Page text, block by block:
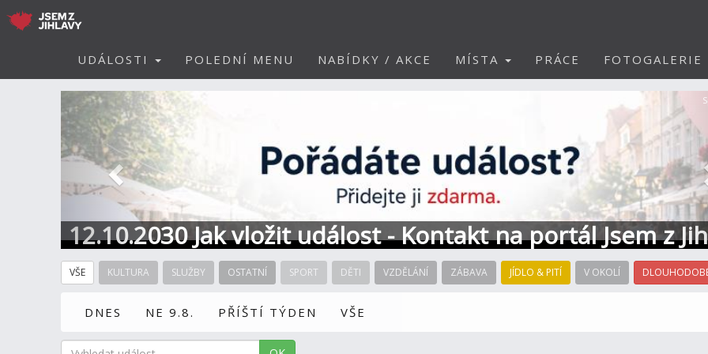
UDÁLOSTI POLEDNÍ MENU NABÍDKY / AKCE MÍSTA PRÁCE FOTOGALERIE
12.10.2030 Jak vložit událost - Kontakt na portál Jsem z
Předchozí
VŠE KULTURA SLUŽBY OSTATNÍ SPORT DĚTI VZDĚLÁNÍ ZÁBAVA JÍDLO & PITÍ V OKOLÍ
DNES NE 9.8. PŘÍŠTÍ TÝDEN VŠE